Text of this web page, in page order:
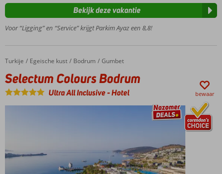
gelegen
het
All
Inclusive
10.00 tot
00.00
uur
Voor “Ligging” en “Service” krijgt Parkim Ayaz een 8,8!
Bekijk deze vakantie
Home
Turkije Egeische kust Bodrum Gumbet
Selectum Colours Bodrum
Selectum Colours Bodrum
Ultra All Inclusive-Hotel bewaar